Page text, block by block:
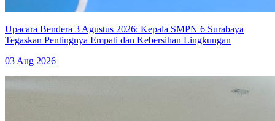
Upacara Bendera 3 Agustus 2026: Kepala SMPN 6 Surabaya
Tegaskan Pentingnya Empati dan Kebersihan Lingkungan
03 Aug 2026